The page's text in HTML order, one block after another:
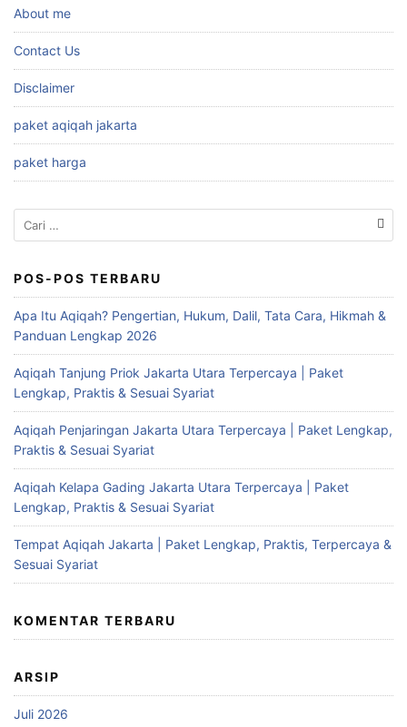
About me
Contact Us
Disclaimer
paket aqiqah jakarta
paket harga
Cari
untuk:
POS-POS TERBARU
Apa Itu Aqiqah? Pengertian, Hukum, Dalil, Tata Cara, Hikmah &
Panduan Lengkap 2026
Aqiqah Tanjung Priok Jakarta Utara Terpercaya | Paket
Lengkap, Praktis & Sesuai Syariat
Aqiqah Penjaringan Jakarta Utara Terpercaya | Paket Lengkap,
Praktis & Sesuai Syariat
Aqiqah Kelapa Gading Jakarta Utara Terpercaya | Paket
Lengkap, Praktis & Sesuai Syariat
Tempat Aqiqah Jakarta | Paket Lengkap, Praktis, Terpercaya &
Sesuai Syariat
KOMENTAR TERBARU
ARSIP
Juli 2026